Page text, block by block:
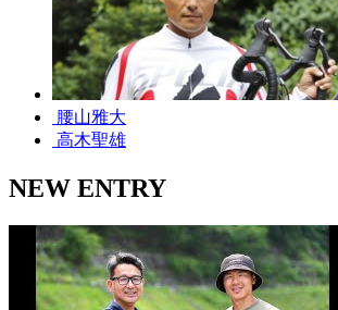
腰山雅大
高木聖雄
NEW ENTRY